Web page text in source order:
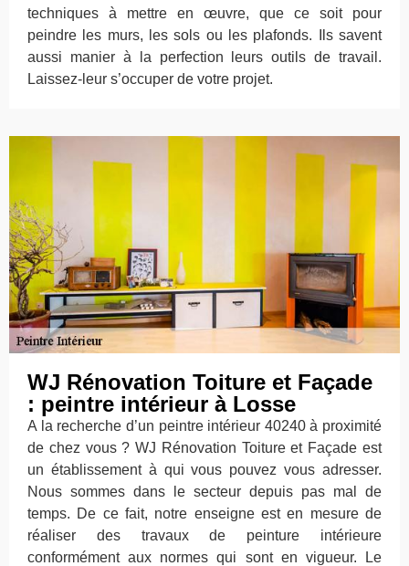
techniques à mettre en œuvre, que ce soit pour
peindre les murs, les sols ou les plafonds. Ils savent
aussi manier à la perfection leurs outils de travail.
Laissez-leur s’occuper de votre projet.
WJ Rénovation Toiture et Façade
: peintre intérieur à Losse
A la recherche d’un peintre intérieur 40240 à proximité
de chez vous ? WJ Rénovation Toiture et Façade est
un établissement à qui vous pouvez vous adresser.
Nous sommes dans le secteur depuis pas mal de
temps. De ce fait, notre enseigne est en mesure de
réaliser des travaux de peinture intérieure
conformément aux normes qui sont en vigueur. Le